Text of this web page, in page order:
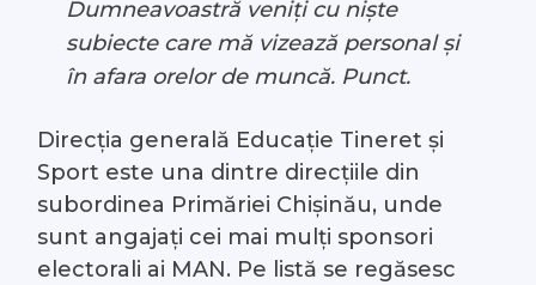
Dumneavoastră veniți cu niște
subiecte care mă vizează personal și
în afara orelor de muncă. Punct.
Direcţia generală Educație Tineret și
Sport este una dintre direcțiile din
subordinea Primăriei Chișinău, unde
sunt angajați cei mai mulți sponsori
electorali ai MAN. Pe listă se regăsesc